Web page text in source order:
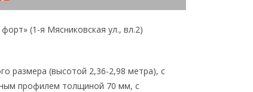
(1-я Мясниковская ул., вл.2)
размера (высотой 2,36-2,98 метра), с
профилем толщиной 70 мм, с